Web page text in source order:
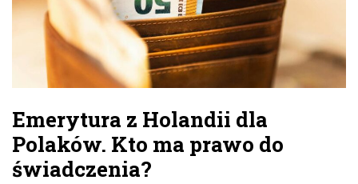
Emerytura z Holandii dla
Polaków. Kto ma prawo do
świadczenia?